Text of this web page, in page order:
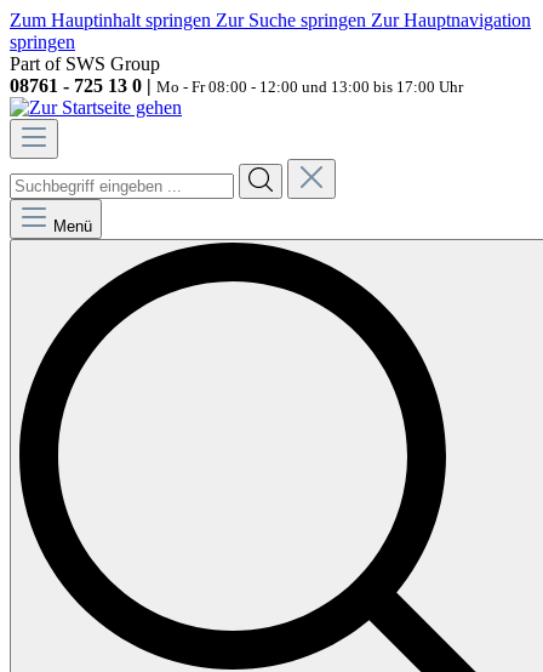
Zum Hauptinhalt springen Zur Suche springen Zur Hauptnavigation
springen
Part of SWS Group
08761 - 725 13 0 | Mo - Fr 08:00 - 12:00 und 13:00 bis 17:00 Uhr
Menü